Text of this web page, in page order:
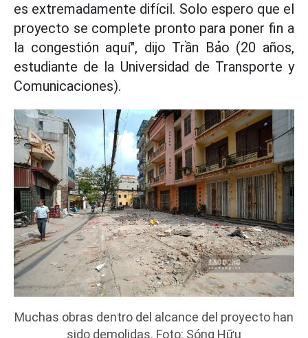
es extremadamente difícil. Solo espero que el
proyecto se complete pronto para poner fin a
la congestión aquí", dijo Trần Bảo (20 años,
estudiante de la Universidad de Transporte y
Comunicaciones).
Muchas obras dentro del alcance del proyecto han
sido demolidas. Foto: Sóng Hữu